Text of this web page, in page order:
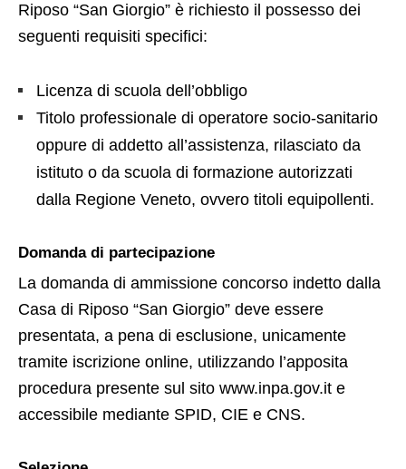
Riposo “San Giorgio” è richiesto il possesso dei
seguenti requisiti specifici:
Licenza di scuola dell’obbligo
Titolo professionale di operatore socio-sanitario
oppure di addetto all’assistenza, rilasciato da
istituto o da scuola di formazione autorizzati
dalla Regione Veneto, ovvero titoli equipollenti.
Domanda di partecipazione
La domanda di ammissione concorso indetto dalla
Casa di Riposo “San Giorgio” deve essere
presentata, a pena di esclusione, unicamente
tramite iscrizione online, utilizzando l’apposita
procedura presente sul sito www.inpa.gov.it e
accessibile mediante SPID, CIE e CNS.